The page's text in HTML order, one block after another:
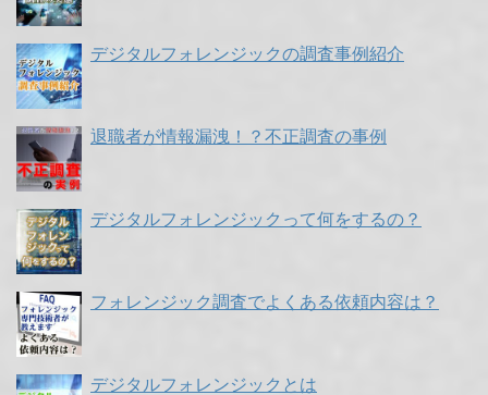
デジタルフォレンジックの調査事例紹介
退職者が情報漏洩！？不正調査の事例
デジタルフォレンジックって何をするの？
フォレンジック調査でよくある依頼内容は？
デジタルフォレンジックとは